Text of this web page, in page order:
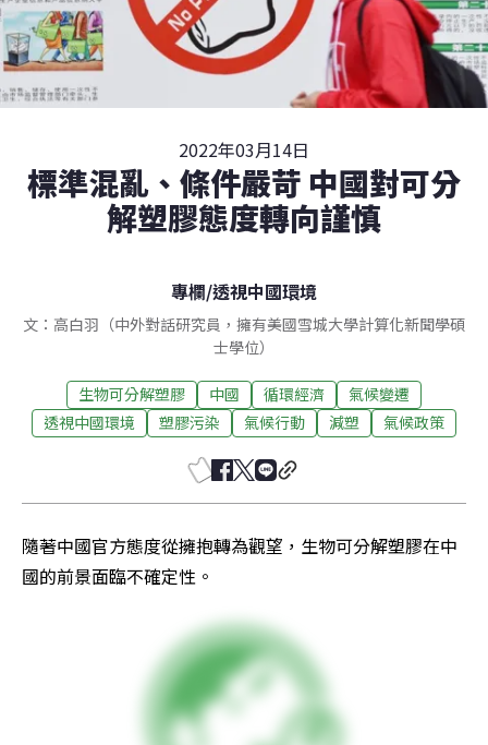
2022年03月14日
標準混亂、條件嚴苛 中國對可分
解塑膠態度轉向謹慎
專欄/透視中國環境
文：高白羽（中外對話研究員，擁有美國雪城大學計算化新聞學碩
士學位）
生物可分解塑膠 中國 循環經濟
氣候變遷
透視中國環境
塑膠污染 氣候行動 減塑 氣候政策
隨著中國官方態度從擁抱轉為觀望，生物可分解塑膠在中
國的前景面臨不確定性。